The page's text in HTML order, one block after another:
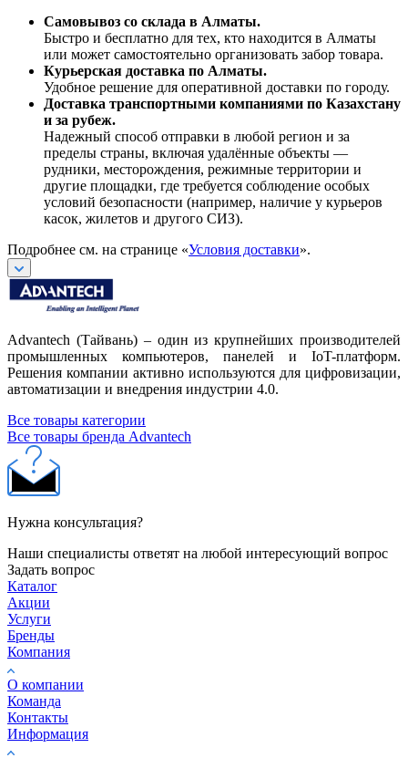
Самовывоз со склада в Алматы.
Быстро и бесплатно для тех, кто находится в Алматы
или может самостоятельно организовать забор товара.
Курьерская доставка по Алматы.
Удобное решение для оперативной доставки по городу.
Доставка транспортными компаниями по Казахстану
и за рубеж.
Надежный способ отправки в любой регион и за
пределы страны, включая удалённые объекты —
рудники, месторождения, режимные территории и
другие площадки, где требуется соблюдение особых
условий безопасности (например, наличие у курьеров
касок, жилетов и другого СИЗ).
Подробнее см. на странице «Условия доставки».
Advantech (Тайвань) – один из крупнейших производителей
промышленных компьютеров, панелей и IoT-платформ.
Решения компании активно используются для цифровизации,
автоматизации и внедрения индустрии 4.0.
Все товары категории
Все товары бренда Advantech
Нужна консультация?
Наши специалисты ответят на любой интересующий вопрос
Задать вопрос
Каталог
Акции
Услуги
Бренды
Компания
О компании
Команда
Контакты
Информация